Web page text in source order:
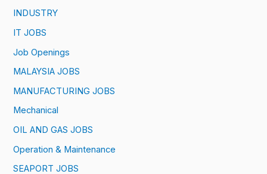
INDUSTRY
IT JOBS
Job Openings
MALAYSIA JOBS
MANUFACTURING JOBS
Mechanical
OIL AND GAS JOBS
Operation & Maintenance
SEAPORT JOBS